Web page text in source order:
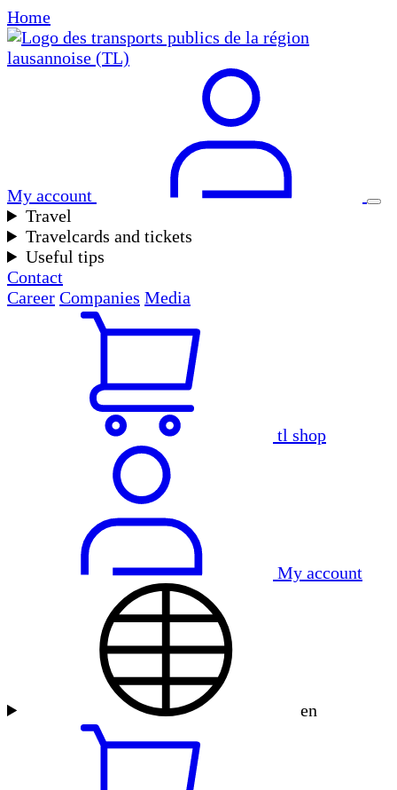
Home
My account
Travel
Travelcards and tickets
Useful tips
Contact
Career Companies Media
tl shop
My account
en